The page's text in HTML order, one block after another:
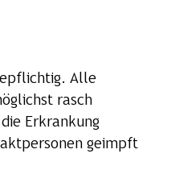
Alle
rasch
Erkrankung
geimpft